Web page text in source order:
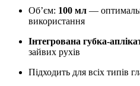
Обʼєм: 100 мл —
використання
Інтегрована губка-
зайвих рухів
Підходить для всіх типів